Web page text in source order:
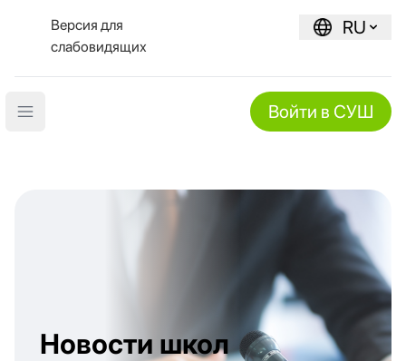
Версия для
слабовидящих
RU
Open main menu Войти в СУШ
Новости школ